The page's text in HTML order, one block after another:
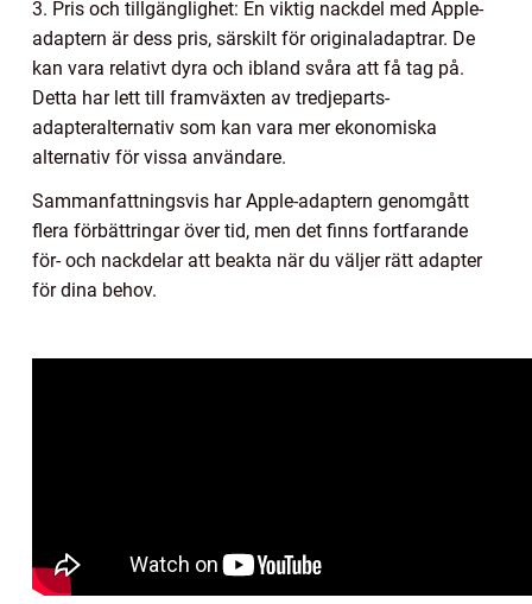
3. Pris och tillgänglighet: En viktig nackdel med Apple-
adaptern är dess pris, särskilt för originaladaptrar. De
kan vara relativt dyra och ibland svåra att få tag på.
Detta har lett till framväxten av tredjeparts-
adapteralternativ som kan vara mer ekonomiska
alternativ för vissa användare.
Sammanfattningsvis har Apple-adaptern genomgått
flera förbättringar över tid, men det finns fortfarande
för- och nackdelar att beakta när du väljer rätt adapter
för dina behov.